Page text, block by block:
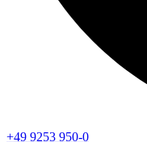
+49 9253 950-0